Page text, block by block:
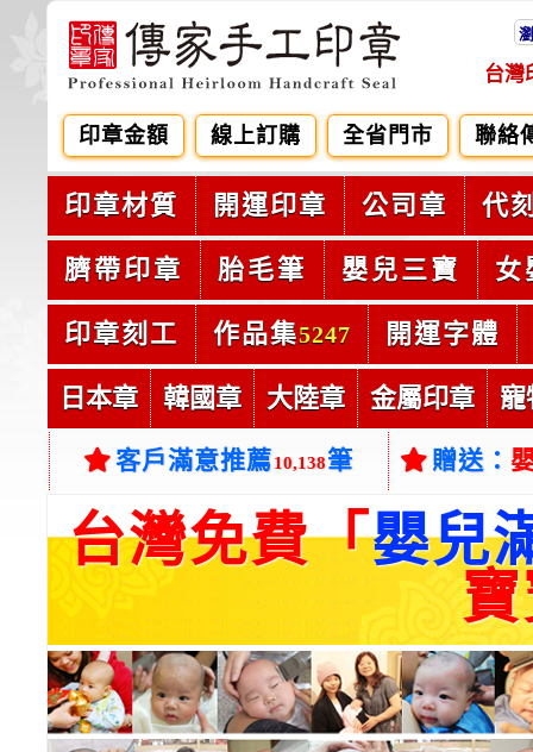
台灣
印章金額 線上訂購 全省門市 聯絡
印章材質 開運印章 公司章 代
臍帶印章 胎毛筆 嬰兒三寶 女
印章刻工 作品集5247 開運字體
日本章 韓國章 大陸章 金屬印章 寵
客戶滿意推薦10,138筆 贈送：
台灣免費「嬰兒